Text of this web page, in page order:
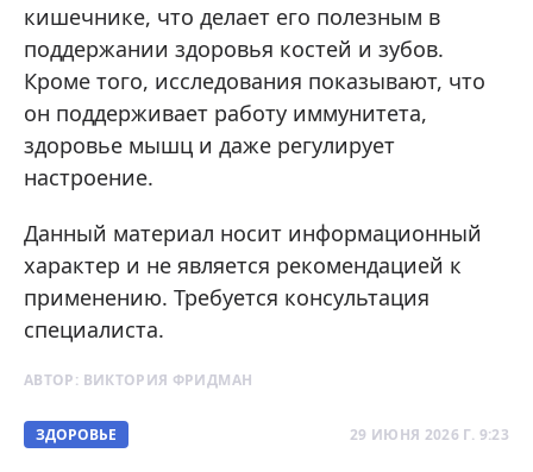
кишечнике, что делает его полезным в
поддержании здоровья костей и зубов.
Кроме того, исследования показывают, что
он поддерживает работу иммунитета,
здоровье мышц и даже регулирует
настроение.
Данный материал носит информационный
характер и не является рекомендацией к
применению. Требуется консультация
специалиста.
АВТОР: ВИКТОРИЯ ФРИДМАН
ЗДОРОВЬЕ 29 ИЮНЯ 2026 Г. 9:23